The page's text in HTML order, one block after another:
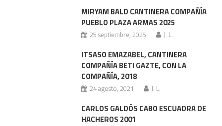
MIRYAM BALD CANTINERA COMPAÑÍA
PUEBLO PLAZA ARMAS 2025
25 septiembre, 2025 J. L.
ITSASO EMAZABEL, CANTINERA
COMPAÑÍA BETI GAZTE, CON LA
COMPAÑÍA, 2018
24 agosto, 2021 J. L.
CARLOS GALDÓS CABO ESCUADRA DE
HACHEROS 2001